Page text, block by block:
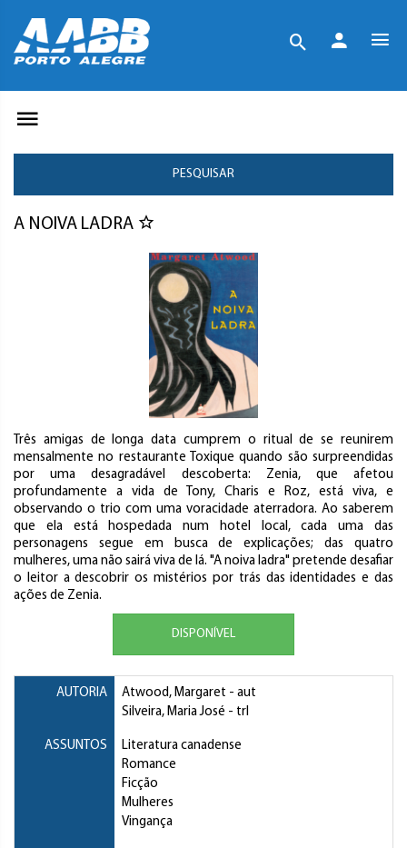
PESQUISAR
A NOIVA LADRA
Três amigas de longa data cumprem o ritual de se reunirem
mensalmente no restaurante Toxique quando são surpreendidas
por uma desagradável descoberta: Zenia, que afetou
profundamente a vida de Tony, Charis e Roz, está viva, e
observando o trio com uma voracidade aterradora. Ao saberem
que ela está hospedada num hotel local, cada uma das
personagens segue em busca de explicações; das quatro
mulheres, uma não sairá viva de lá. "A noiva ladra" pretende desafiar
o leitor a descobrir os mistérios por trás das identidades e das
ações de Zenia.
DISPONÍVEL
AUTORIA Atwood, Margaret - aut
Silveira, Maria José - trl
ASSUNTOS
Literatura canadense
Romance
Ficção
Mulheres
Vingança